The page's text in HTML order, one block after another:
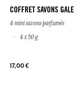
COFFRET SAVONS
4 mini savons parfumés
4 x 50 g
17,00 €